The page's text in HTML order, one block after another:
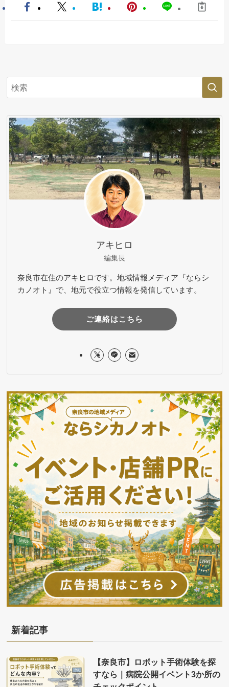
アキヒロ
編集長
奈良市在住のアキヒロです。地域情報メディア『ならシ
カノオト』で、地元で役立つ情報を発信しています。
ご連絡はこちら
新着記事
【奈良市】ロボット手術体験を探
すなら｜病院公開イベント3か所の